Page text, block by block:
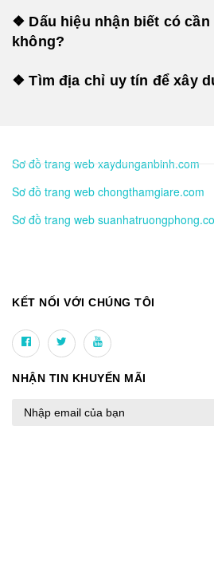
❖ Dấu hiệu nhận biết có
không?
❖ Tìm địa chỉ uy tín để xây
Sơ đồ trang web xaydunganbinh.com
Sơ đồ trang web chongthamgiare.com
Sơ đồ trang web
KẾT NỐI VỚI CHÚNG TÔI
NHẬN TIN KHUYẾN MÃI